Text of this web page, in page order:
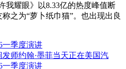
我耀眼》以8.33亿的热度峰值断
之为“萝卜纸巾猫”。也出现出良
一季度演讲
师约翰·墨菲当天正在美国汽
一季度演讲